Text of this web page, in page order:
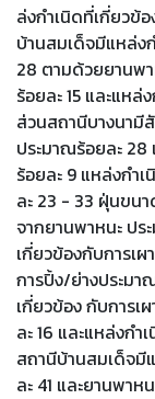
ล่งกําเนิดที่เกี่ยวข้
บ้านสมเด็จมีแหล่ง
28 ตามด้วยยานพ
ร้อยละ 15 และแห
ส่วนสถานีบางนามี
ประมาณร้อยละ 28
ร้อยละ 9 แหล่งกํา
ละ 23 - 33 ฝุ่นขน
จากยานพาหนะ ป
เกี่ยวข้องกับการเ
การปิ้ง/ย่างประม
เกี่ยวข้อง กับการเ
ละ 16 และแหล่งกํ
สถานีบ้านสมเด็จมี
ละ 41 และยานพา